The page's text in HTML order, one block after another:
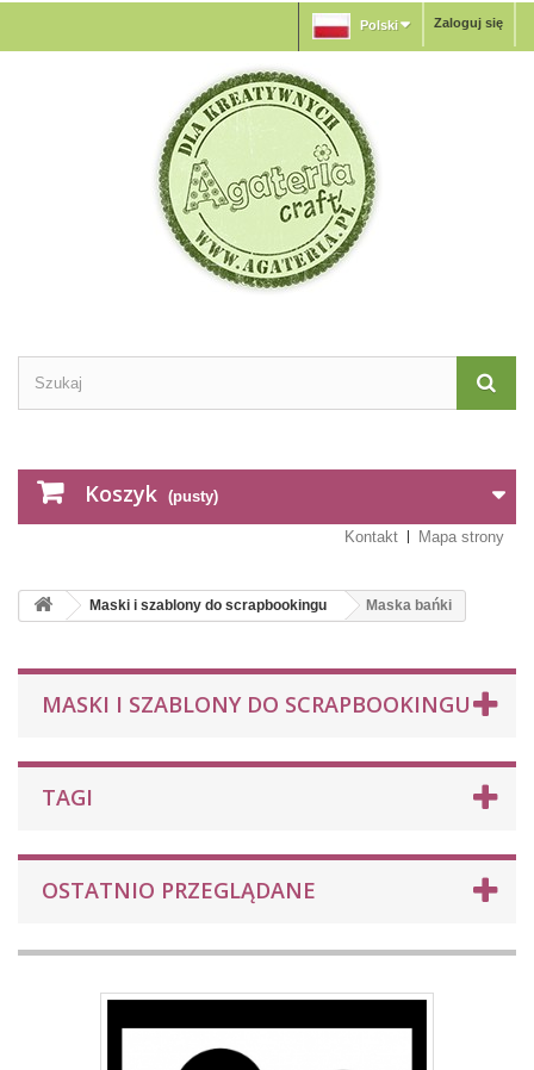
Zaloguj się
Polski
Koszyk (pusty)
Kontakt Mapa strony
Maski i szablony do scrapbookingu Maska bańki
MASKI I SZABLONY DO SCRAPBOOKINGU
TAGI
OSTATNIO PRZEGLĄDANE